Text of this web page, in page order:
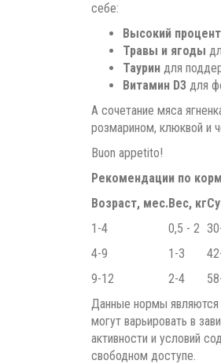
себе:
Высокий
Травы и ягоды
Таурин для
Витамин D3 для
А сочетание мяса
розмарином, клюквой и
Buon appetito!
Рекомендации по
Возраст, мес.Вес, кг
1-4
0,5 - 2
4-9
1-3
9-12
2-4
Данные нормы являются
могут варьировать в
активности и условий
свободном доступе.